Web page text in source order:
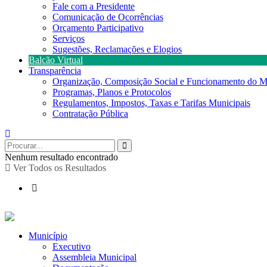
Fale com a Presidente
Comunicação de Ocorrências
Orçamento Participativo
Serviços
Sugestões, Reclamações e Elogios
Balcão Virtual
Transparência
Organização, Composição Social e Funcionamento do
Programas, Planos e Protocolos
Regulamentos, Impostos, Taxas e Tarifas Municipais
Contratação Pública
Nenhum resultado encontrado
Ver Todos os Resultados
Município
Executivo
Assembleia Municipal